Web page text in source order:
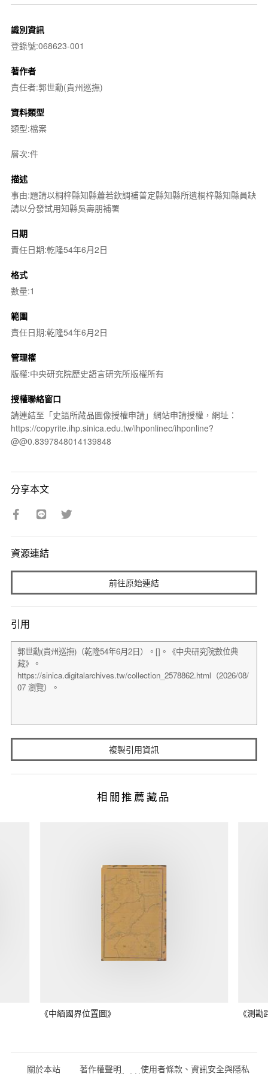
識別資訊
登錄號:068623-001
著作者
責任者:郭世勳(貴州巡撫)
資料類型
類型:檔案
層次:件
描述
事由:題請以桐梓縣知縣蕭若欽調補普定縣知縣所遺桐梓縣知縣員缺
請以分發試用知縣吳壽朋補署
日期
責任日期:乾隆54年6月2日
格式
數量:1
範圍
責任日期:乾隆54年6月2日
管理權
版權:中央研究院歷史語言研究所版權所有
授權聯絡窗口
請連結至「史語所藏品圖像授權申請」網站申請授權，網址：
https://copyrite.ihp.sinica.edu.tw/ihponlinec/ihponline?
@@0.8397848014139848
分享本文
資源連結
前往原始連結
引用
複製引用資訊
相關推薦藏品
《中緬國界位置圖》 《測
關於本站 著作權聲明 使用者條款、資訊安全與隱私